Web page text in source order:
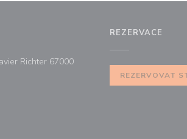
Richter 67000
REZERVACE
REZERVOVAT